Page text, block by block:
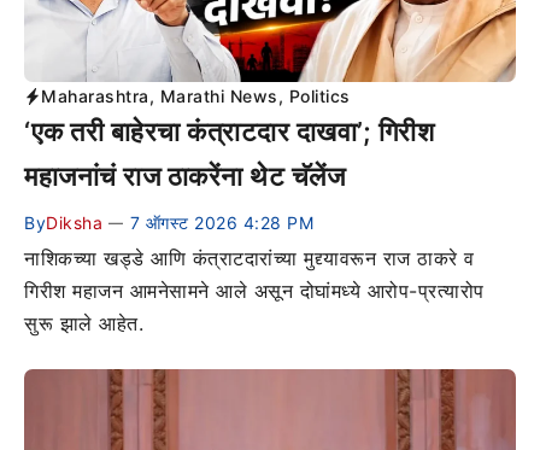
Maharashtra, Marathi News, Politics
‘एक तरी बाहेरचा कंत्राटदार दाखवा’; गिरीश
महाजनांचं राज ठाकरेंना थेट चॅलेंज
ByDiksha — 7 ऑगस्ट 2026 4:28 PM
नाशिकच्या खड्डे आणि कंत्राटदारांच्या मुद्द्यावरून राज ठाकरे व
गिरीश महाजन आमनेसामने आले असून दोघांमध्ये आरोप-प्रत्यारोप
सुरू झाले आहेत.